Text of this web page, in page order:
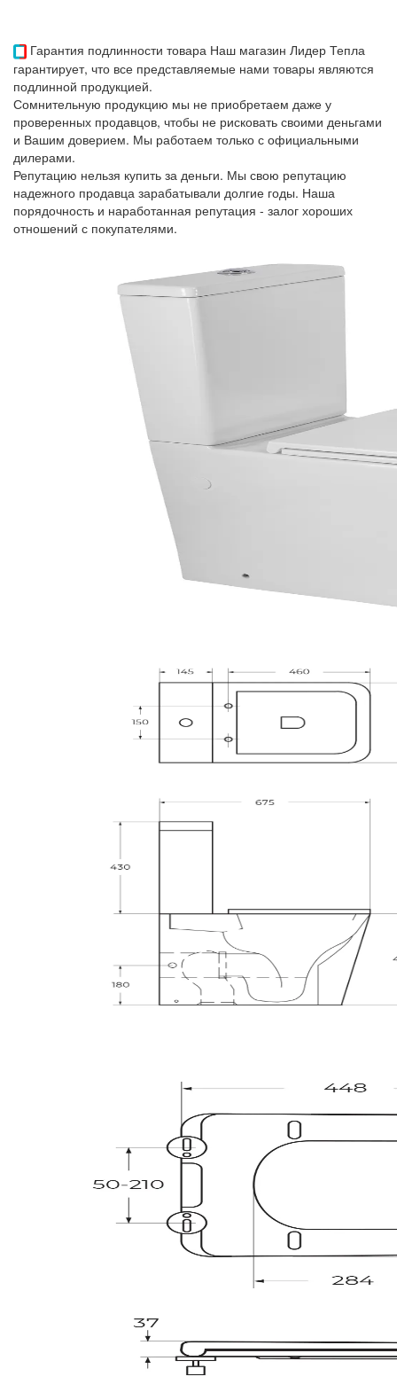
Гарантия подлинности товара Наш магазин Лидер Тепла
гарантирует, что все представляемые нами товары являются
подлинной продукцией.
Сомнительную продукцию мы не приобретаем даже у
проверенных продавцов, чтобы не рисковать своими деньгами
и Вашим доверием. Мы работаем только с официальными
дилерами.
Репутацию нельзя купить за деньги. Мы свою репутацию
надежного продавца зарабатывали долгие годы. Наша
порядочность и наработанная репутация - залог хороших
отношений с покупателями.